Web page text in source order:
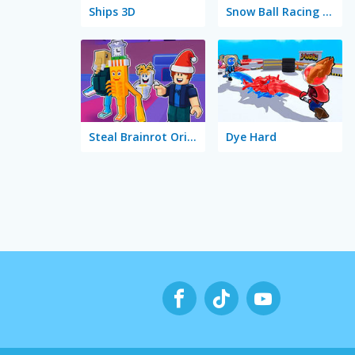
Ships 3D Snow Ball Racing Mutliplayer
Steal Brainrot Original 3D Dye Hard